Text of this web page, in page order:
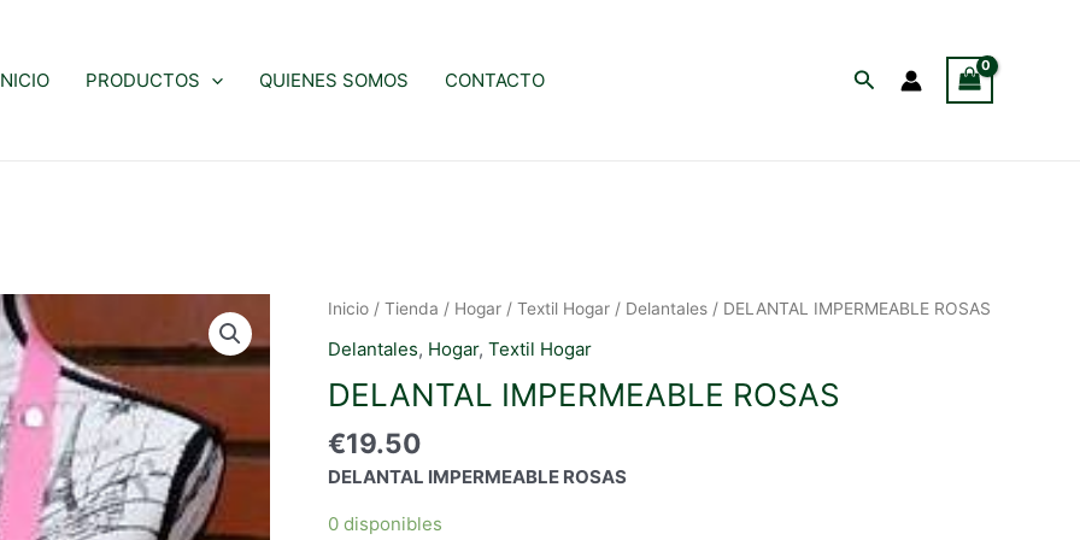
PRODUCTOS QUIENES SOMOS CONTACTO Buscar
Inicio / Tienda / Hogar / Textil Hogar / Delantales / DELANTAL IMPERMEABLE ROSAS
Delantales, Hogar, Textil Hogar
DELANTAL IMPERMEABLE ROSAS
€19.50
DELANTAL IMPERMEABLE ROSAS
0 disponibles